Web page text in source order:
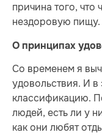
причина того, что
нездоровую пищу.
О принципах
Со временем я
удовольствия. И
классификацию.
людей, есть ли у
как они любят